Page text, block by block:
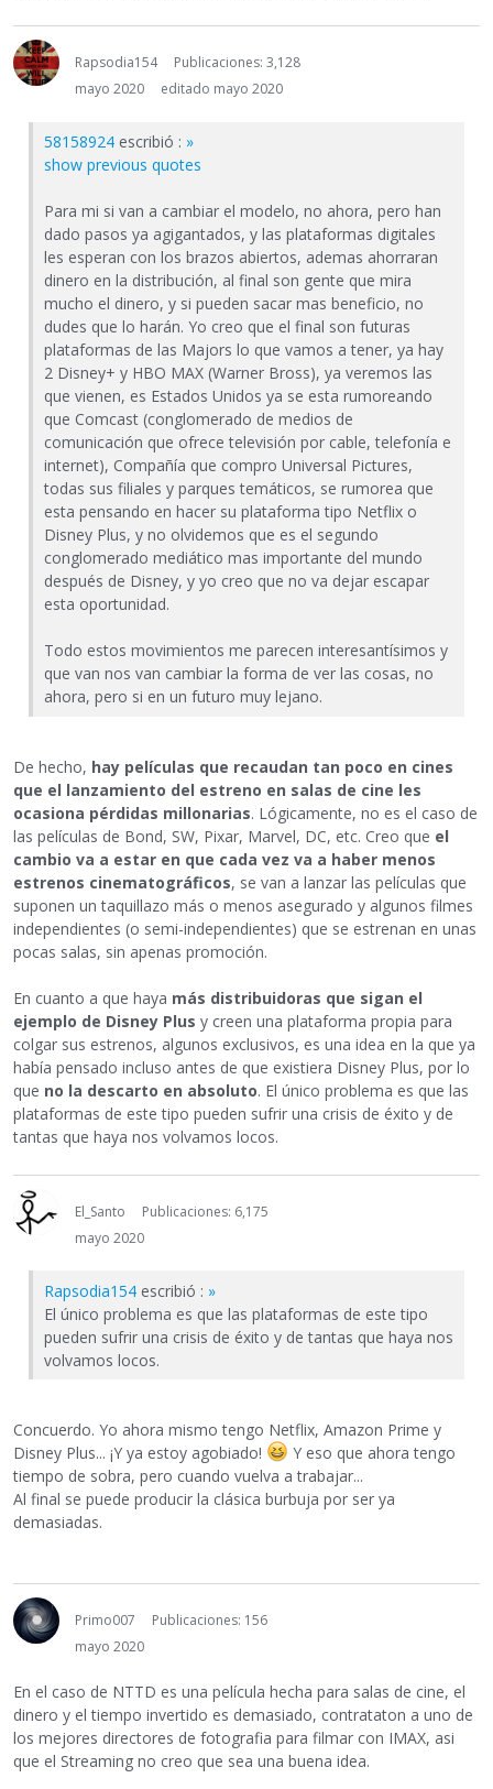
Rapsodia154
Publicaciones: 3,128
mayo 2020
editado mayo 2020
58158924 escribió : »
show previous quotes
Para mi si van a cambiar el modelo, no ahora, pero han
dado pasos ya agigantados, y las plataformas digitales
les esperan con los brazos abiertos, ademas ahorraran
dinero en la distribución, al final son gente que mira
mucho el dinero, y si pueden sacar mas beneficio, no
dudes que lo harán. Yo creo que el final son futuras
plataformas de las Majors lo que vamos a tener, ya hay
2 Disney+ y HBO MAX (Warner Bross), ya veremos las
que vienen, es Estados Unidos ya se esta rumoreando
que Comcast (conglomerado de medios de
comunicación que ofrece televisión por cable, telefonía e
internet), Compañía que compro Universal Pictures,
todas sus filiales y parques temáticos, se rumorea que
esta pensando en hacer su plataforma tipo Netflix o
Disney Plus, y no olvidemos que es el segundo
conglomerado mediático mas importante del mundo
después de Disney, y yo creo que no va dejar escapar
esta oportunidad.
Todo estos movimientos me parecen interesantísimos y
que van nos van cambiar la forma de ver las cosas, no
ahora, pero si en un futuro muy lejano.
De hecho, hay películas que recaudan tan poco en cines
que el lanzamiento del estreno en salas de cine les
ocasiona pérdidas millonarias. Lógicamente, no es el caso de
las películas de Bond, SW, Pixar, Marvel, DC, etc. Creo que el
cambio va a estar en que cada vez va a haber menos
estrenos cinematográficos, se van a lanzar las películas que
suponen un taquillazo más o menos asegurado y algunos filmes
independientes (o semi-independientes) que se estrenan en unas
pocas salas, sin apenas promoción.
En cuanto a que haya más distribuidoras que sigan el
ejemplo de Disney Plus y creen una plataforma propia para
colgar sus estrenos, algunos exclusivos, es una idea en la que ya
había pensado incluso antes de que existiera Disney Plus, por lo
que no la descarto en absoluto. El único problema es que las
plataformas de este tipo pueden sufrir una crisis de éxito y de
tantas que haya nos volvamos locos.
El_Santo
Publicaciones: 6,175
mayo 2020
Rapsodia154 escribió : »
El único problema es que las plataformas de este tipo
pueden sufrir una crisis de éxito y de tantas que haya nos
volvamos locos.
Concuerdo. Yo ahora mismo tengo Netflix, Amazon Prime y
Disney Plus... ¡Y ya estoy agobiado!
Y eso que ahora tengo
tiempo de sobra, pero cuando vuelva a trabajar...
Al final se puede producir la clásica burbuja por ser ya
demasiadas.
Primo007
Publicaciones: 156
mayo 2020
En el caso de NTTD es una película hecha para salas de cine, el
dinero y el tiempo invertido es demasiado, contrataton a uno de
los mejores directores de fotografia para filmar con IMAX, asi
que el Streaming no creo que sea una buena idea.